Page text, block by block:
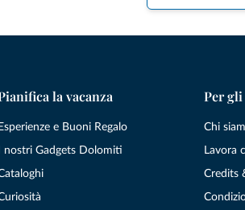
la vacanza
Esperienze e Buoni Regalo
I nostri Gadgets Dolomiti
Per
Chi
Lavora
Credits